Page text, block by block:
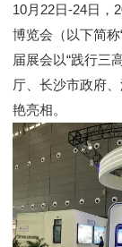
10月22日-24日，
博览会（以下简
届展会以“践行三
厅、长沙市政府
艳亮相。